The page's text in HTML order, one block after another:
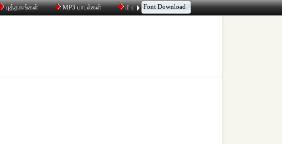
புத்தகங்கள் MP3 பாடல்கள் மின்னஞ்சல் திரட்டி உரையாடல்
Font Download